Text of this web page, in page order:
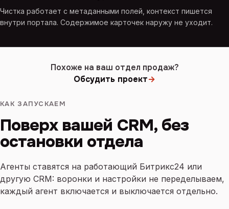
Чистка работает с метаданными полей, контекст пишется
внутри портала. Содержимое карточек наружу не уходит.
Похоже на ваш отдел продаж?
Обсудить проект→
КАК ЗАПУСКАЕМ
Поверх вашей CRM, без
остановки отдела
Агенты ставятся на работающий Битрикс24 или
другую CRM: воронки и настройки не переделываем,
каждый агент включается и выключается отдельно.